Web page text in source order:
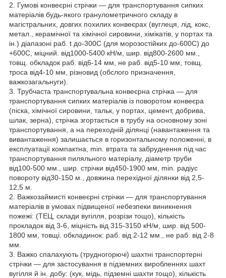
2. Гумові конвеєрні стрічки — для транспортування сипких
матеріалів будь-якого гранулометричного складу в
магістральних, довгих похилих конвеєрах (вуглеця, лід, кокс,
метал., керамічної та хімічної сировини, хімікатів, у портах та
ін.) діапазоні раб. t до-300С (для морозостійких до-600С) до
+600С, міцний. від1000-5400 кН/м, шир. від800-2600 мм.,
товщ. обкладок раб. від6-14 мм, не раб. від5-10 мм, товщ.
троса від4-10 мм, різновид (обслого призначення,
важкозагальнуги).
3. Трубчаста транспортувальна конвеєрна стрічка — для
транспортування сипких матеріалів із поворотом конвеєра
(піска, хімічної сировини, тальк, у портах, цемент, добрива,
шлак, зерна), стрічка згортається в трубу на основному зоні
транспортування, а на переходній ділянці (навантаження та
вивантаження) залишається в горизонтальному положенні, в
експлуатації компактна, min. втрата та забруднення під час
транспортування пиляльного матеріалу, діаметр труби
від100-500 мм., шир. стрічки від450-1900 мм, min. радіус
повороту від30-150 м., довжина перехідної ділянки від 2,5-
12,5 м.
2. Важкозаймисті конвеєрні стрічки — для транспортування
матеріалів в умовах підвищеної небезпеки виникнення
пожежі: (ТЕЦ, склади вугілля, розрізи тощо), кількість
прокладок від 3-6, міцність від 315-3150 кН/м, шир. від 500-
1800 мм, товщі. обкладинок: раб. від 2-12 мм., не раб. від 2-8
мм.
3. Важко спалахують (трудногорючі) шахтні транспортерні
стрічки — для застосування в підземних виробленнях шахт
вугілля й ін. добу: (кук, мідь, підземні шахти тощо), кількість